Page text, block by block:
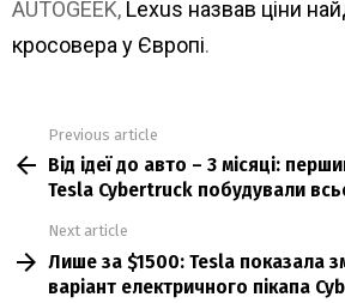
AUTOGEEK, Lexus назвав ціни
кросовера у Європі.
more
Previous article
Від ідеї до авто – 3 місяці:
Tesla Cybertruck побудували
Next article
Лише за $1500: Tesla показала
варіант електричного пікапа